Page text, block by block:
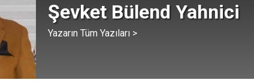
Şevket Bülend Yahnici
Yazarın Tüm Yazıları >